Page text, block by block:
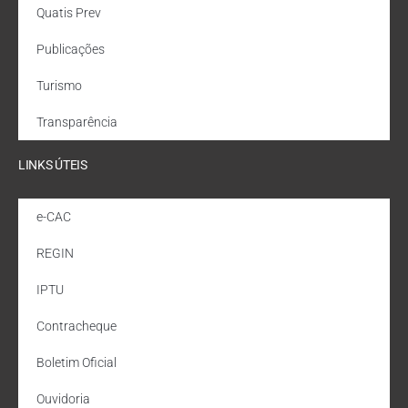
Quatis Prev
Publicações
Turismo
Transparência
LINKS ÚTEIS
e-CAC
REGIN
IPTU
Contracheque
Boletim Oficial
Ouvidoria